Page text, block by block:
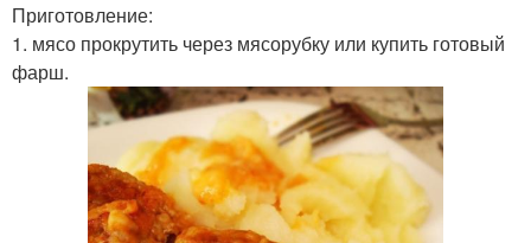
Приготовление:
1. мясо прокрутить через мясорубку или купить готовый
фарш.